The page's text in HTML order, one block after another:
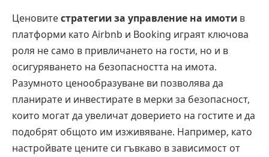
Ценовитестратегии за управление на имоти в
платформи като Airbnb и Booking играят ключова
роля не само в привличането на гости, но и в
осигуряването на безопасността на имота.
Разумното ценообразуване ви позволява да
планирате и инвестирате в мерки за безопасност,
които могат да увеличат доверието на гостите и да
подобрят общото им изживяване. Например, като
настройвате цените си гъвкаво в зависимост от